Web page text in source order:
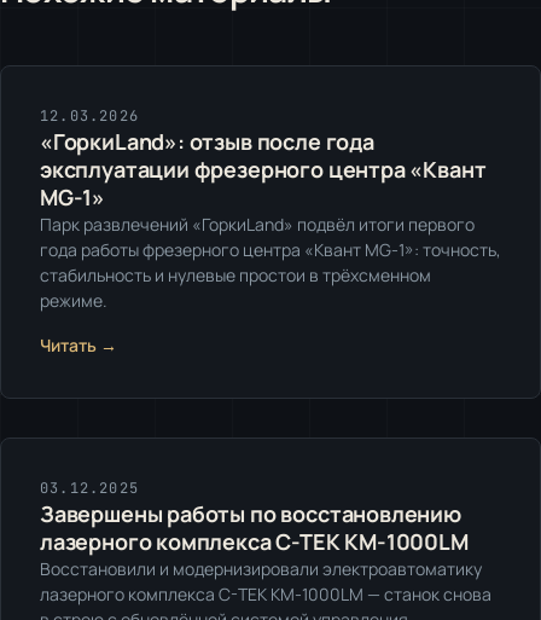
12.03.2026
«ГоркиLand»: отзыв после года
эксплуатации фрезерного центра «Квант
MG-1»
Парк развлечений «ГоркиLand» подвёл итоги первого
года работы фрезерного центра «Квант MG-1»: точность,
стабильность и нулевые простои в трёхсменном
режиме.
Читать →
03.12.2025
Завершены работы по восстановлению
лазерного комплекса C-TEK KM-1000LM
Восстановили и модернизировали электроавтоматику
лазерного комплекса C-TEK KM-1000LM — станок снова